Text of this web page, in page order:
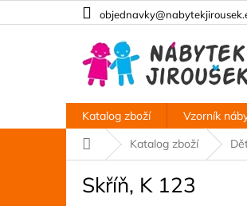
na
Katalog zboží Vzorník
Domů
Katalog zboží
Skříň, K 123